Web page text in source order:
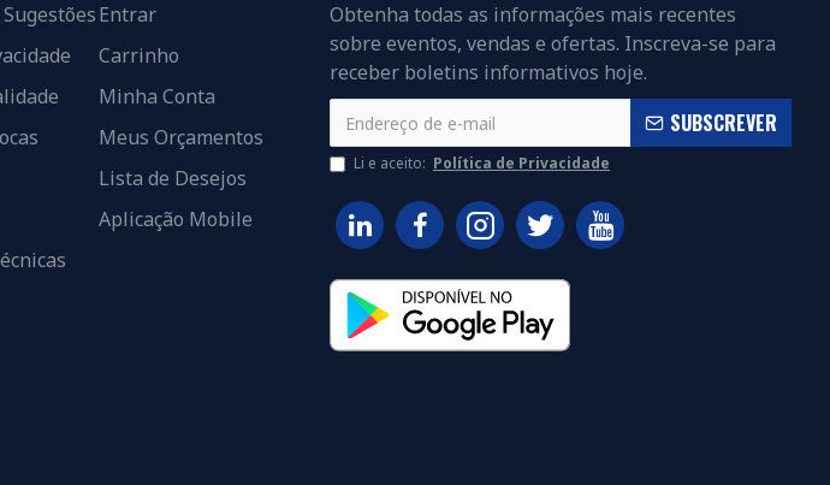
Entrar
Carrinho
Minha Conta
Meus Orçamentos
Lista de Desejos
Aplicação Mobile
Obtenha todas as informações mais recentes
sobre eventos, vendas e ofertas. Inscreva-se para
receber boletins informativos hoje.
SUBSCREVER
Li e aceito: Política de Privacidade